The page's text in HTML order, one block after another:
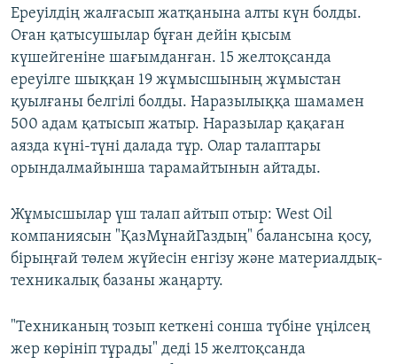
Ереуілдің жалғасып жатқанына алты күн болды.
Оған қатысушылар бұған дейін қысым
күшейгеніне шағымданған. 15 желтоқсанда
ереуілге шыққан 19 жұмысшының жұмыстан
қуылғаны белгілі болды. Наразылыққа шамамен
500 адам қатысып жатыр. Наразылар қақаған
аязда күні-түні далада тұр. Олар талаптары
орындалмайынша тарамайтынын айтады.
Жұмысшылар үш талап айтып отыр: West Oil
компаниясын "ҚазМұнайГаздың" балансына қосу,
бірыңғай төлем жүйесін енгізу және материалдық-
техникалық базаны жаңарту.
"Техниканың тозып кеткені сонша түбіне үңілсең
жер көрініп тұрады" деді 15 желтоқсанда